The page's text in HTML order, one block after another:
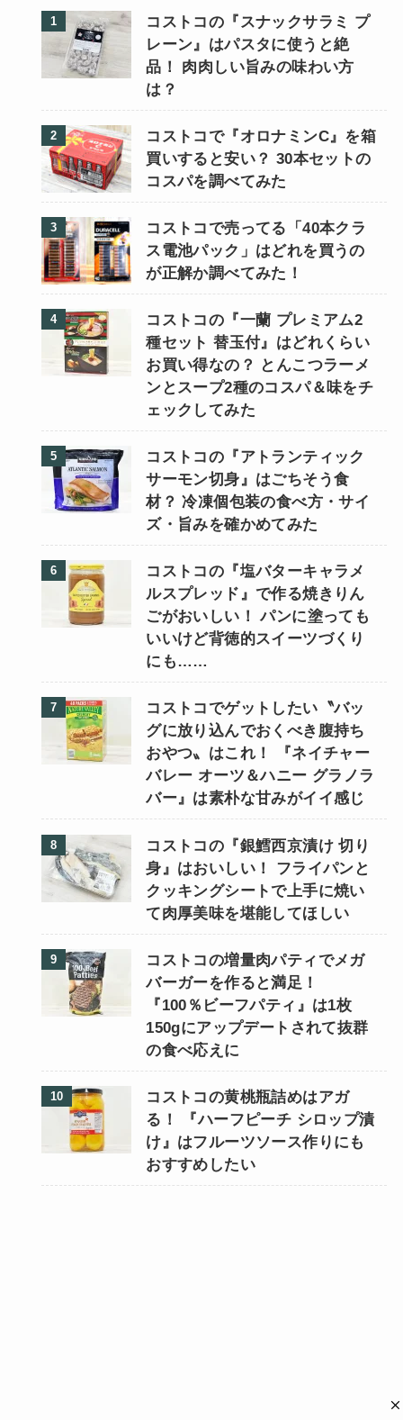
コストコの『スナックサラミ プ
レーン』はパスタに使うと絶
品！ 肉肉しい旨みの味わい方
は？
コストコで『オロナミンC』を箱
買いすると安い？ 30本セットの
コスパを調べてみた
コストコで売ってる「40本クラ
ス電池パック」はどれを買うの
が正解か調べてみた！
コストコの『一蘭 プレミアム2
種セット 替玉付』はどれくらい
お買い得なの？ とんこつラーメ
ンとスープ2種のコスパ＆味をチ
ェックしてみた
コストコの『アトランティック
サーモン切身』はごちそう食
材？ 冷凍個包装の食べ方・サイ
ズ・旨みを確かめてみた
コストコの『塩バターキャラメ
ルスプレッド』で作る焼きりん
ごがおいしい！ パンに塗っても
いいけど背徳的スイーツづくり
にも……
コストコでゲットしたい〝バッ
グに放り込んでおくべき腹持ち
おやつ〟はこれ！ 『ネイチャー
バレー オーツ＆ハニー グラノラ
バー』は素朴な甘みがイイ感じ
コストコの『銀鱈西京漬け 切り
身』はおいしい！ フライパンと
クッキングシートで上手に焼い
て肉厚美味を堪能してほしい
コストコの増量肉パティでメガ
バーガーを作ると満足！
『100％ビーフパティ』は1枚
150gにアップデートされて抜群
の食べ応えに
コストコの黄桃瓶詰めはアガ
る！ 『ハーフピーチ シロップ漬
け』はフルーツソース作りにも
おすすめしたい